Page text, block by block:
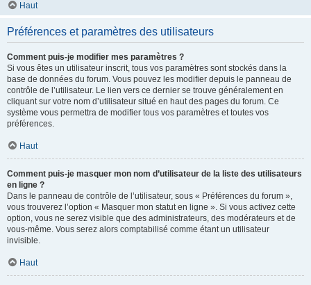
Haut
Préférences et paramètres des utilisateurs
Comment puis-je modifier mes paramètres ?
Si vous êtes un utilisateur inscrit, tous vos paramètres sont stockés dans la
base de données du forum. Vous pouvez les modifier depuis le panneau de
contrôle de l’utilisateur. Le lien vers ce dernier se trouve généralement en
cliquant sur votre nom d’utilisateur situé en haut des pages du forum. Ce
système vous permettra de modifier tous vos paramètres et toutes vos
préférences.
Haut
Comment puis-je masquer mon nom d’utilisateur de la liste des utilisateurs
en ligne ?
Dans le panneau de contrôle de l’utilisateur, sous « Préférences du forum »,
vous trouverez l’option « Masquer mon statut en ligne ». Si vous activez cette
option, vous ne serez visible que des administrateurs, des modérateurs et de
vous-même. Vous serez alors comptabilisé comme étant un utilisateur
invisible.
Haut